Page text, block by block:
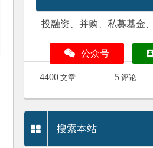
投融资、并购、私募基金
公众号
4400 文章 5 评论
搜索本站